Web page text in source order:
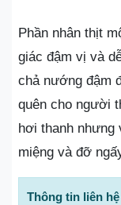
Phần nhân thịt
giác đậm vị và
chả nướng đậm
quên cho người
hơi thanh nhưng
miệng và đỡ
Thông tin liên hệ